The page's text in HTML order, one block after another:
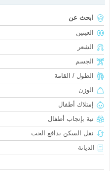
ابحث عن
العينين
الشعر
الجسم
الطول / القامة
الوزن
إمتلاك أطفال
نية بإنجاب أطفال
نقل السكن بدافع الحب
الديانة